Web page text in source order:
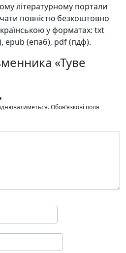
літературному портали
повністю безкоштовно
у форматах: txt
epub (епаб), pdf (пдф).
«Туве
Обов’язкові поля